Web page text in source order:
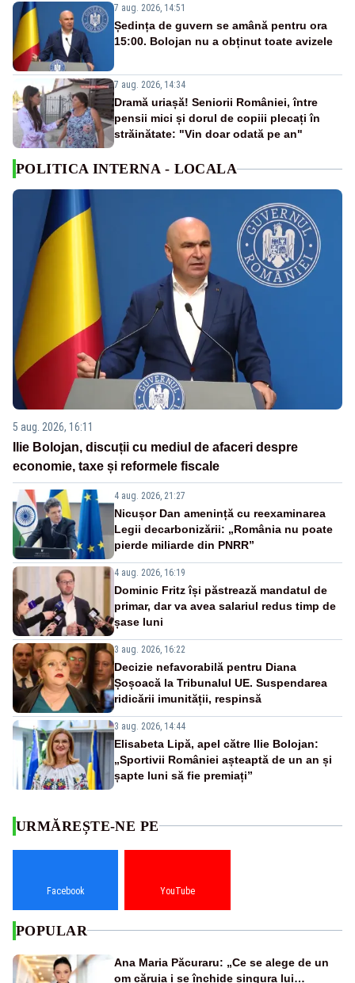
7 aug. 2026, 14:51
Ședința de guvern se amână pentru ora
15:00. Bolojan nu a obținut toate avizele
7 aug. 2026, 14:34
Dramă uriașă! Seniorii României, între
pensii mici și dorul de copiii plecați în
străinătate: "Vin doar odată pe an"
POLITICA INTERNA - LOCALA
5 aug. 2026, 16:11
Ilie Bolojan, discuții cu mediul de afaceri despre
economie, taxe și reformele fiscale
4 aug. 2026, 21:27
Nicușor Dan amenință cu reexaminarea
Legii decarbonizării: „România nu poate
pierde miliarde din PNRR”
4 aug. 2026, 16:19
Dominic Fritz își păstrează mandatul de
primar, dar va avea salariul redus timp de
șase luni
3 aug. 2026, 16:22
Decizie nefavorabilă pentru Diana
Șoșoacă la Tribunalul UE. Suspendarea
ridicării imunității, respinsă
3 aug. 2026, 14:44
Elisabeta Lipă, apel către Ilie Bolojan:
„Sportivii României așteaptă de un an și
șapte luni să fie premiați”
URMĂREȘTE-NE PE
Facebook YouTube
POPULAR
Ana Maria Păcuraru: „Ce se alege de un
om căruia i se închide singura lui